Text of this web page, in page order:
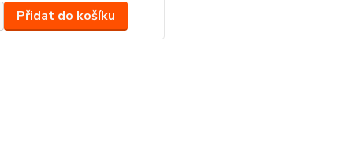
Přidat do košíku